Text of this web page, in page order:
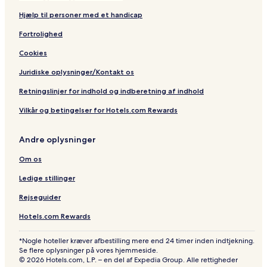
Hjælp til personer med et handicap
Fortrolighed
Cookies
Juridiske oplysninger/Kontakt os
Retningslinjer for indhold og indberetning af indhold
Vilkår og betingelser for Hotels.com Rewards
Andre oplysninger
Om os
Ledige stillinger
Rejseguider
Hotels.com Rewards
*Nogle hoteller kræver afbestilling mere end 24 timer inden indtjekning.
Se flere oplysninger på vores hjemmeside.
© 2026 Hotels.com, L.P. – en del af Expedia Group. Alle rettigheder